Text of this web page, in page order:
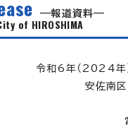
報道資料
of HIROSHIMA
令和6年（2024年
安佐南